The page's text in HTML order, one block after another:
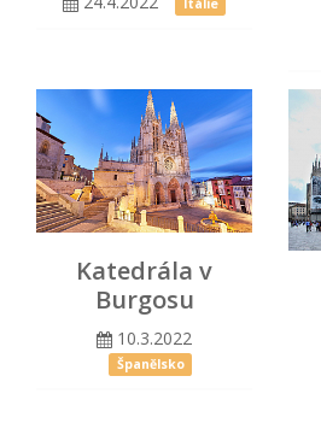
Itálie
Katedrála v
Burgosu
10.3.2022
Španělsko